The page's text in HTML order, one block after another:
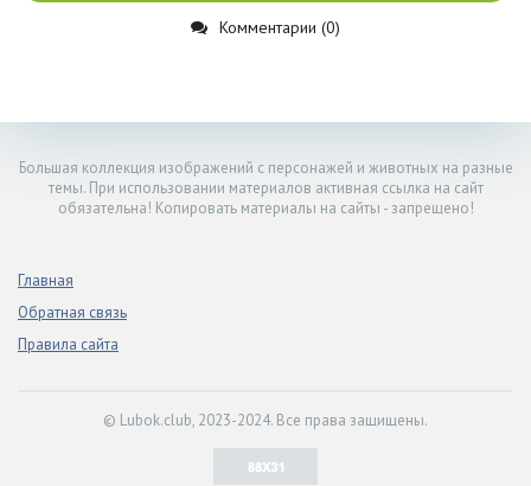
Комментарии (0)
Большая коллекция изображений с персонажей и животных на разные
темы. При использовании материалов активная ссылка на сайт
обязательна! Копировать материалы на сайты - запрещено!
Главная
Обратная связь
Правила сайта
© Lubok.club, 2023-2024. Все права защищены.